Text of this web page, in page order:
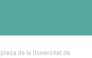
de la Universitat de